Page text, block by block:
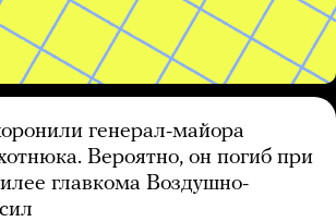
генерал-майора
Вероятно, он погиб при
главкома Воздушно-